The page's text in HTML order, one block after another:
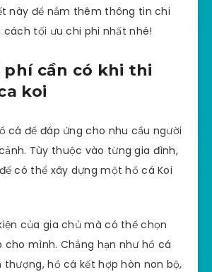
này để nắm thêm thông tin chi
tối ưu chi phi nhất nhé!
phí cần có khi thi
koi
cá để đáp ứng cho nhu cầu người
Tùy thuộc vào từng gia đình,
có thể xây dựng một hồ cá Koi
của gia chủ mà có thể chọn
cho mình. Chẳng hạn như hồ cá
thượng, hồ cá kết hợp hòn non bộ,